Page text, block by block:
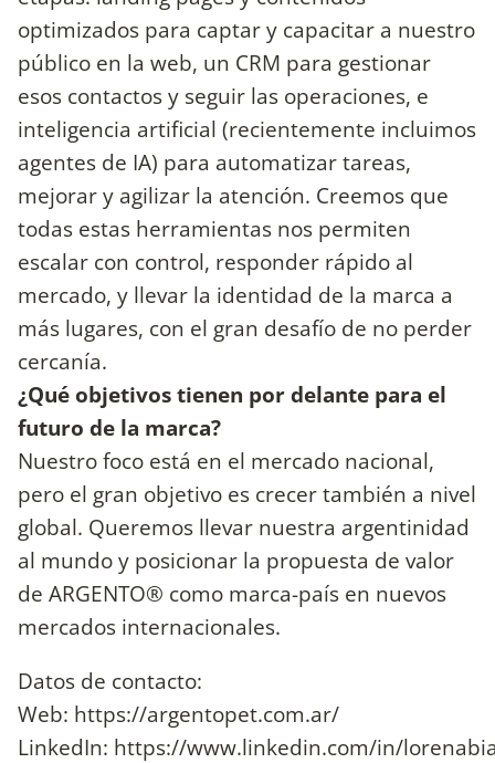
optimizados para captar y capacitar a nuestro
público en la web, un CRM para gestionar
esos contactos y seguir las operaciones, e
inteligencia artificial (recientemente incluimos
agentes de IA) para automatizar tareas,
mejorar y agilizar la atención. Creemos que
todas estas herramientas nos permiten
escalar con control, responder rápido al
mercado, y llevar la identidad de la marca a
más lugares, con el gran desafío de no perder
cercanía.
¿Qué objetivos tienen por delante para el
futuro de la marca?
Nuestro foco está en el mercado nacional,
pero el gran objetivo es crecer también a nivel
global. Queremos llevar nuestra argentinidad
al mundo y posicionar la propuesta de valor
de ARGENTO® como marca-país en nuevos
mercados internacionales.
Datos de contacto:
Web: https://argentopet.com.ar/
LinkedIn: https://www.linkedin.com/in/